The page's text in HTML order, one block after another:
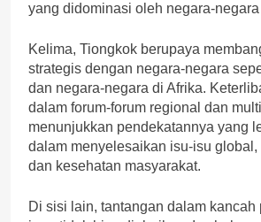
yang didominasi oleh negara-negara
Kelima, Tiongkok berupaya
strategis dengan negara-negara
dan negara-negara di Afrika.
dalam forum-forum regional dan
menunjukkan pendekatannya yang
dalam menyelesaikan isu-isu global,
dan kesehatan masyarakat.
Di sisi lain, tantangan dalam kancah